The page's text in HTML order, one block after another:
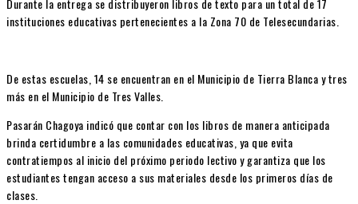
Durante la entrega se distribuyeron libros de texto para un total de 17
instituciones educativas pertenecientes a la Zona 70 de Telesecundarias.
De estas escuelas, 14 se encuentran en el Municipio de Tierra Blanca y tres
más en el Municipio de Tres Valles.
Pasarán Chagoya indicó que contar con los libros de manera anticipada
brinda certidumbre a las comunidades educativas, ya que evita
contratiempos al inicio del próximo periodo lectivo y garantiza que los
estudiantes tengan acceso a sus materiales desde los primeros días de
clases.